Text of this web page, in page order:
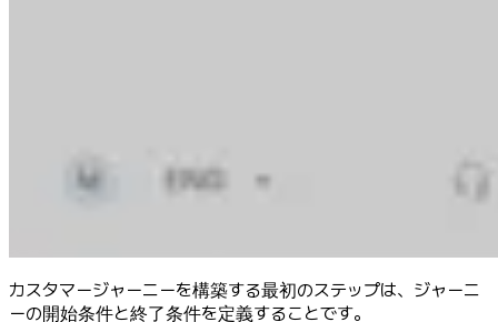
カスタマージャーニーを構築する最初のステップは、ジャーニ
ーの開始条件と終了条件を定義することです。